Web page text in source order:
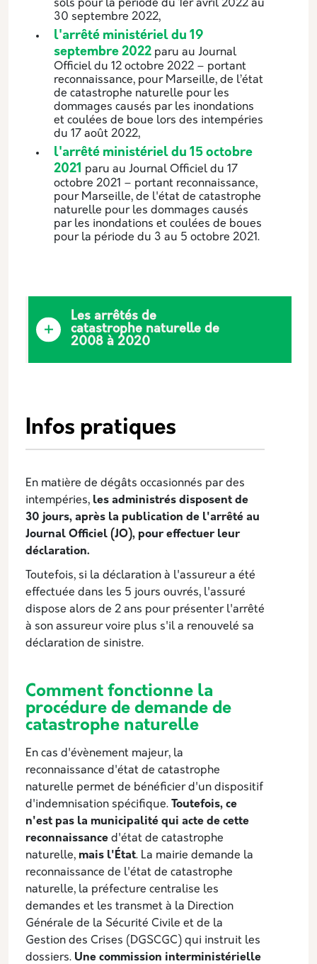
sols pour la période du 1er avril 2022 au
30 septembre 2022,
l'arrêté ministériel du 19
septembre 2022 paru au Journal
Officiel du 12 octobre 2022 – portant
reconnaissance, pour Marseille, de l’état
de catastrophe naturelle pour les
dommages causés par les inondations
et coulées de boue lors des intempéries
du 17 août 2022,
l'arrêté ministériel du 15 octobre
2021 paru au Journal Officiel du 17
octobre 2021 – portant reconnaissance,
pour Marseille, de l'état de catastrophe
naturelle pour les dommages causés
par les inondations et coulées de boues
pour la période du 3 au 5 octobre 2021.
Les arrêtés de
catastrophe naturelle de
2008 à 2020
Infos pratiques
En matière de dégâts occasionnés ­par des
intempéries, les administrés disposent de
30 jours, après la publication de l'arrêté au
Journal Officiel (JO), pour effectuer leur
déclaration.
Toutefois, si la déclaration à l'assureur a été
effectuée dans les 5 jours ouvrés, l'assuré
dispose alors de 2 ans pour présenter l'arrêté
à son assureur voire plus s'il a renouvelé sa
déclaration de sinistre.
Comment fonctionne la
procédure de demande de
catastrophe naturelle
En cas d'évènement majeur, la
reconnaissance d'état de catastrophe
naturelle permet de bénéficier d'un dispositif
d'indemnisation spécifique. Toutefois, ce
n'est pas la municipalité qui acte de cette
reconnaissance d'état de catastrophe
naturelle, mais l'État. La mairie demande la
reconnaissance de l'état de catastrophe
naturelle, la préfecture centralise les
demandes et les transmet à la Direction
Générale de la Sécurité Civile et de la
Gestion des Crises (DGSCGC) qui instruit les
dossiers. Une commission interministérielle